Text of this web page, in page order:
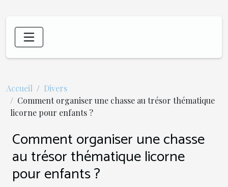
Accueil
Divers
Comment organiser une chasse au trésor thématique
licorne pour enfants ?
Comment organiser une chasse
au trésor thématique licorne
pour enfants ?